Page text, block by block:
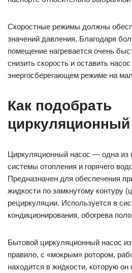
Скоростные режимы должны
значений давления. Благодаря
помещение нагревается очень
снизить скорость и оставить
энергосберегающем режиме на
Как подобрать
Циркуляционный насос — одна из
системы отопления и горячего
Предназначен для обеспечения
жидкости по замкнутому контуру
рециркуляции. Используется в
кондиционирования, обогрева
Бытовой циркуляционный насос
правило, с «мокрым» ротором,
находится в жидкости, которую он